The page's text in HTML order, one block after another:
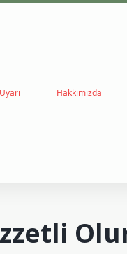
Hakkımızda